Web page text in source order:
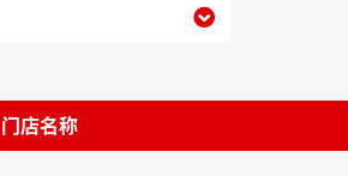

门店名称